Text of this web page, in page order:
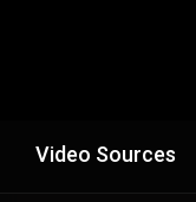
Video Sources